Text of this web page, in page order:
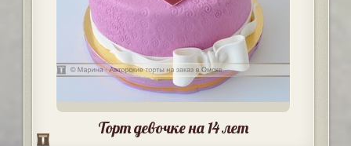
Торт девочке на 14 лет